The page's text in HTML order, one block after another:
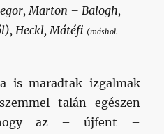
Marton – Balogh,
Heckl, Mátéfi (máshol:
a is maradtak izgalmak
talán egészen
hogy az – újfent –